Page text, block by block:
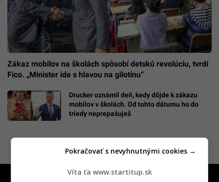
Zákaz mobilov na školách spôsobí detskú revolúciu, tvrdí
Fico. „Minister ide s hlavou na gilotínu“
Drucker oznámil deň, kedy dôjde k zákazu
mobilov v školách. Od tohto dátumu ho do
triedy neprepašuješ
Víta ťa www.startitup.sk
Pokračovať s nevyhnutnými cookies →